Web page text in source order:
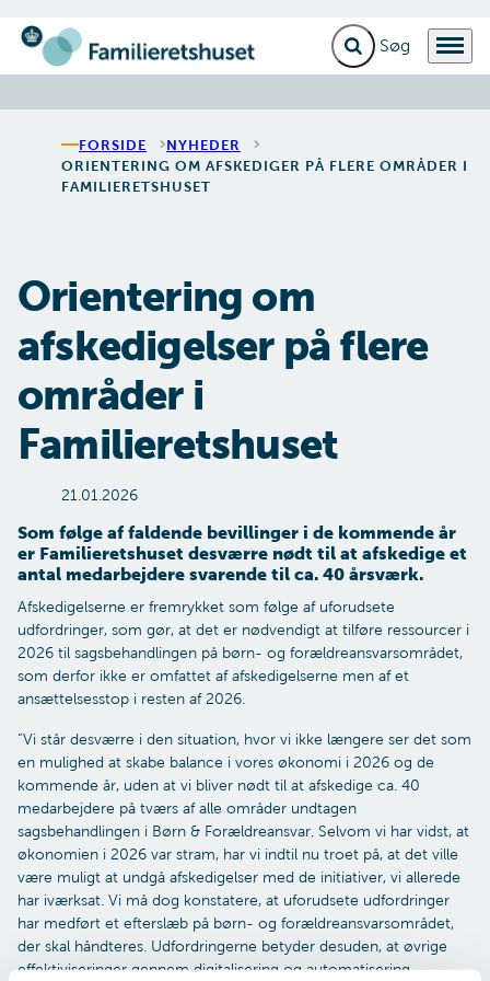
Gå til forsiden Fold søgefelt ud
Menu
FORSIDE
NYHEDER
ORIENTERING OM AFSKEDIGER PÅ FLERE OMRÅDER I
FAMILIERETSHUSET
Orientering om
afskedigelser på flere
områder i
Familieretshuset
21.01.2026
Som følge af faldende bevillinger i de kommende år
er Familieretshuset desværre nødt til at afskedige et
antal medarbejdere svarende til ca. 40 årsværk.
Afskedigelserne er fremrykket som følge af uforudsete
udfordringer, som gør, at det er nødvendigt at tilføre ressourcer i
2026 til sagsbehandlingen på børn- og forældreansvarsområdet,
som derfor ikke er omfattet af afskedigelserne men af et
ansættelsesstop i resten af 2026.
”Vi står desværre i den situation, hvor vi ikke længere ser det som
en mulighed at skabe balance i vores økonomi i 2026 og de
kommende år, uden at vi bliver nødt til at afskedige ca. 40
medarbejdere på tværs af alle områder undtagen
sagsbehandlingen i Børn & Forældreansvar. Selvom vi har vidst, at
økonomien i 2026 var stram, har vi indtil nu troet på, at det ville
være muligt at undgå afskedigelser med de initiativer, vi allerede
har iværksat. Vi må dog konstatere, at uforudsete udfordringer
har medført et efterslæb på børn- og forældreansvarsområdet,
der skal håndteres. Udfordringerne betyder desuden, at øvrige
effektiviseringer gennem digitalisering og automatisering